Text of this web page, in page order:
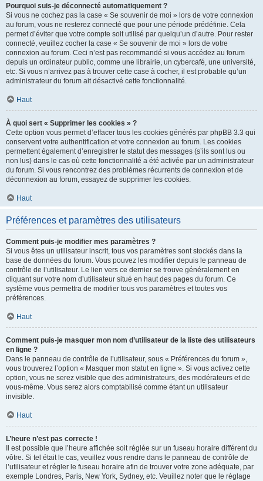
Pourquoi suis-je déconnecté automatiquement ?
Si vous ne cochez pas la case « Se souvenir de moi » lors de votre connexion
au forum, vous ne resterez connecté que pour une période prédéfinie. Cela
permet d’éviter que votre compte soit utilisé par quelqu’un d’autre. Pour rester
connecté, veuillez cocher la case « Se souvenir de moi » lors de votre
connexion au forum. Ceci n’est pas recommandé si vous accédez au forum
depuis un ordinateur public, comme une librairie, un cybercafé, une université,
etc. Si vous n’arrivez pas à trouver cette case à cocher, il est probable qu’un
administrateur du forum ait désactivé cette fonctionnalité.
Haut
À quoi sert « Supprimer les cookies » ?
Cette option vous permet d’effacer tous les cookies générés par phpBB 3.3 qui
conservent votre authentification et votre connexion au forum. Les cookies
permettent également d’enregistrer le statut des messages (s’ils sont lus ou
non lus) dans le cas où cette fonctionnalité a été activée par un administrateur
du forum. Si vous rencontrez des problèmes récurrents de connexion et de
déconnexion au forum, essayez de supprimer les cookies.
Haut
Préférences et paramètres des utilisateurs
Comment puis-je modifier mes paramètres ?
Si vous êtes un utilisateur inscrit, tous vos paramètres sont stockés dans la
base de données du forum. Vous pouvez les modifier depuis le panneau de
contrôle de l’utilisateur. Le lien vers ce dernier se trouve généralement en
cliquant sur votre nom d’utilisateur situé en haut des pages du forum. Ce
système vous permettra de modifier tous vos paramètres et toutes vos
préférences.
Haut
Comment puis-je masquer mon nom d’utilisateur de la liste des utilisateurs
en ligne ?
Dans le panneau de contrôle de l’utilisateur, sous « Préférences du forum »,
vous trouverez l’option « Masquer mon statut en ligne ». Si vous activez cette
option, vous ne serez visible que des administrateurs, des modérateurs et de
vous-même. Vous serez alors comptabilisé comme étant un utilisateur
invisible.
Haut
L’heure n’est pas correcte !
Il est possible que l’heure affichée soit réglée sur un fuseau horaire différent du
vôtre. Si tel était le cas, veuillez vous rendre dans le panneau de contrôle de
l’utilisateur et régler le fuseau horaire afin de trouver votre zone adéquate, par
exemple Londres, Paris, New York, Sydney, etc. Veuillez noter que le réglage